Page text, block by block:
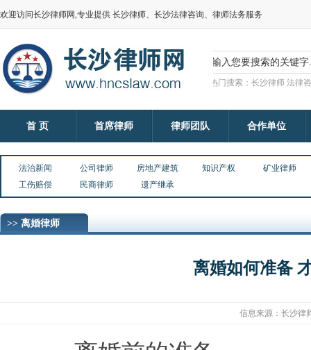
欢迎访问长沙律师网,专业提供 长沙律师、长沙法律咨询、律师法务服务
热门搜索：长沙律师 法律
首 页 首席律师 律师团队 合作单位
法治新闻 公司律师 房地产建筑 知识产权
矿业律师
工伤赔偿
民商律师 遗产继承
>> 离婚律师
离婚如何准备
信息来源： 长沙律